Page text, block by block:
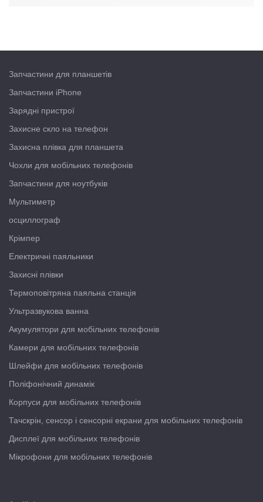
Запчастини для планшетів
Запчастини iPhone
Зарядні пристрої
Захисне скло на телефон
Захисна плівка для планшета
Чохли для мобільних телефонів
Запчастини для ноутбуків
Мультиметр
осциллограф
Крімпер
Електричні паяльники
Захисні плівки
Термоповітряна паяльна станція
Ультразвукова ванна
Акумулятори для мобільних телефонів
Камери для мобільних телефонів
Шлейфи для мобільних телефонів
Поліфонічний динамік
Корпуси для мобільних телефонів
Тачскрін, сенсор і сенсорні екрани для мобільних телефонів
Дисплеї для мобільних телефонів
Мікрофони для мобільних телефонів